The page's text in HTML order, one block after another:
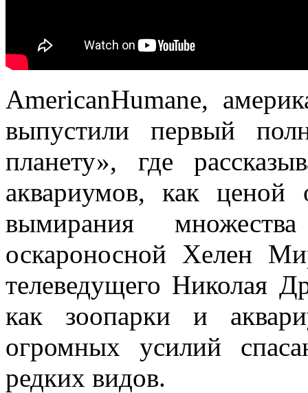
AmericanHumane,
выпустили первый
планету», где
аквариумов, как
вымирания
оскароносной Хелен
телеведущего Николая
как зоопарки и
огромных усилий
редких видов.